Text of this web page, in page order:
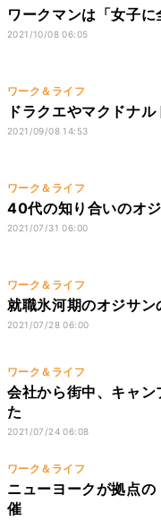
ワークマンは「女子
2021/10/08 06:05
ワーク＆ライフ
ドラクエやマクドナ
2021/09/08 14:53
ワーク＆ライフ
40代の知り合いのオ
2021/07/31 06:00
ワーク＆ライフ
就職氷河期のオジサ
2021/07/28 06:00
ワーク＆ライフ
会社から街中、キャ
た
2021/07/24 06:08
ワーク＆ライフ
ニューヨークが拠点
催